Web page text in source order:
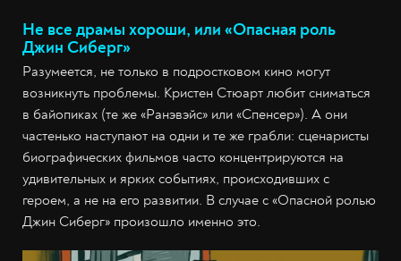
Не все драмы хороши, или «Опасная роль
Джин Сиберг»
Разумеется, не только в подростковом кино могут
возникнуть проблемы. Кристен Стюарт любит сниматься
в байопиках (те же «Ранэвэйс» или «Спенсер»). А они
частенько наступают на одни и те же грабли: сценаристы
биографических фильмов часто концентрируются на
удивительных и ярких событиях, происходивших с
героем, а не на его развитии. В случае с «Опасной ролью
Джин Сиберг» произошло именно это.